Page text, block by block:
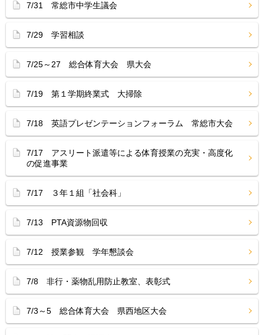
7/31 常総市中学生議会
7/29 学習相談
7/25～27 総合体育大会 県大会
7/19 第１学期終業式 大掃除
7/18 英語プレゼンテーションフォーラム 常総市大会
7/17 アスリート派遣等による体育授業の充実・高度化
の促進事業
7/17 ３年１組「社会科」
7/13 PTA資源物回収
7/12 授業参観 学年懇談会
7/8 非行・薬物乱用防止教室、表彰式
7/3～5 総合体育大会 県西地区大会